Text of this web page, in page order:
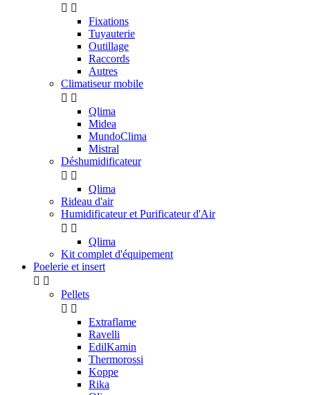
 
Fixations
Tuyauterie
Outillage
Raccords
Autres
Climatiseur mobile
 
Qlima
Midea
MundoClima
Mistral
Déshumidificateur
 
Qlima
Rideau d'air
Humidificateur et Purificateur d'Air
 
Qlima
Kit complet d'équipement
Poelerie et insert
 
Pellets
 
Extraflame
Ravelli
EdilKamin
Thermorossi
Koppe
Rika